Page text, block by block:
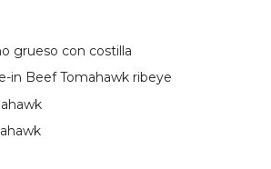
grueso con costilla
in Beef Tomahawk ribeye